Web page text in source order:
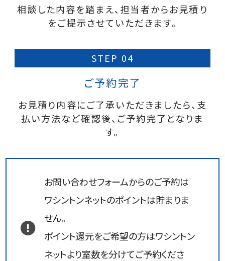
相談した内容を踏まえ、担当者からお見積り
をご提示させていただきます。
STEP 04
ご予約完了
お見積り内容にご了承いただきましたら、支
払い方法など確認後、ご予約完了となりま
す。
お問い合わせフォームからのご予約は
ワシントンネットのポイントは貯まりま
せん。
ポイント還元をご希望の方はワシントン
ネットより室数を分けてご予約くださ